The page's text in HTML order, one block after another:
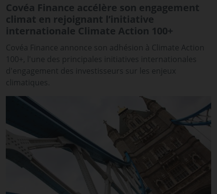
Covéa Finance accélère son engagement
climat en rejoignant l’initiative
internationale Climate Action 100+
Covéa Finance annonce son adhésion à Climate Action
100+, l'une des principales initiatives internationales
d'engagement des investisseurs sur les enjeux
climatiques.